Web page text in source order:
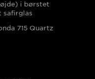
i børstet
safirglas
715 Quartz